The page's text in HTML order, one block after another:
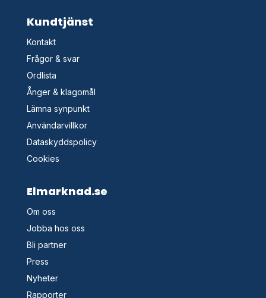
Kundtjänst
Kontakt
Frågor & svar
Ordlista
Ånger & klagomål
Lämna synpunkt
Användarvillkor
Dataskyddspolicy
Cookies
Elmarknad.se
Om oss
Jobba hos oss
Bli partner
Press
Nyheter
Rapporter